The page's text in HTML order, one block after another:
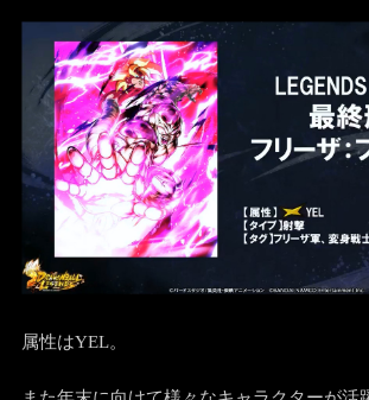
属性はYEL。